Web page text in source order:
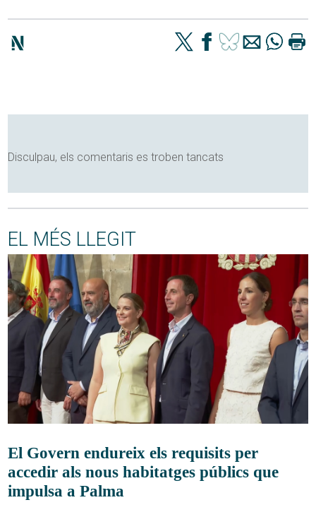
Disculpau, els comentaris es troben tancats
EL MÉS LLEGIT
El Govern endureix els requisits per
accedir als nous habitatges públics que
impulsa a Palma